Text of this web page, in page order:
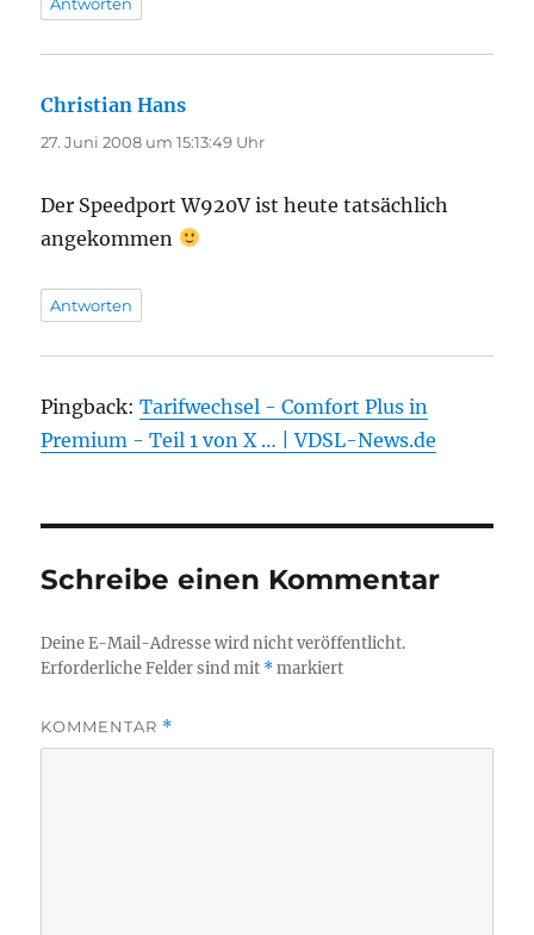
Christian Hans
27. Juni 2008 um 15:13:49 Uhr
Der Speedport W920V ist heute tatsächlich
angekommen
Antworten
Pingback:Tarifwechsel - Comfort Plus in
Premium - Teil 1 von X … | VDSL-News.de
Schreibe einen Kommentar
Deine E-Mail-Adresse wird nicht veröffentlicht.
Erforderliche Felder sind mit *markiert
KOMMENTAR *